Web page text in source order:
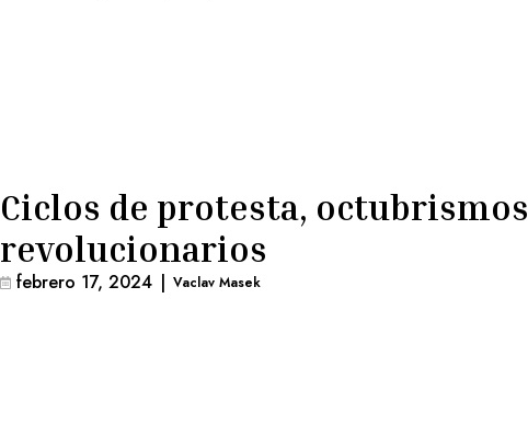
Ciclos de protesta, octubrismos
revolucionarios
febrero 17, 2024 | Vaclav Masek